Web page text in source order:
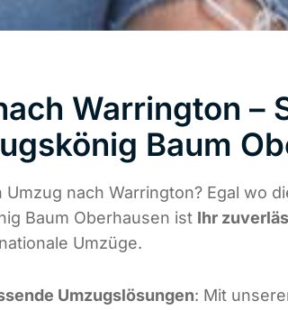
Warrington –
Baum
Umzug nach Warrington? Egal wo
Baum Oberhausen ist Ihr
Umzüge.
Umzugslösungen: Mit